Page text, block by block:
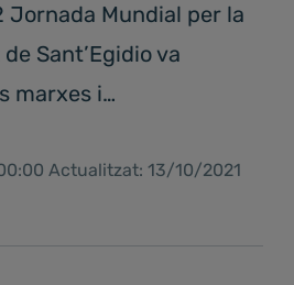
Jornada Mundial per la
Sant’Egidio va
marxes i…
Actualitzat: 13/10/2021